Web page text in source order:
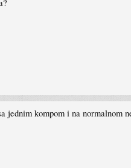
kompom i na normalnom